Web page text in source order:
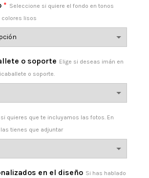
* Seleccione si quiere el fondo en tonos
colores lisos
o soporte Elige si deseas imán en
o soporte.
quieres que te incluyamos las fotos. En
tienes que adjuntar
en el diseño Si has hablado